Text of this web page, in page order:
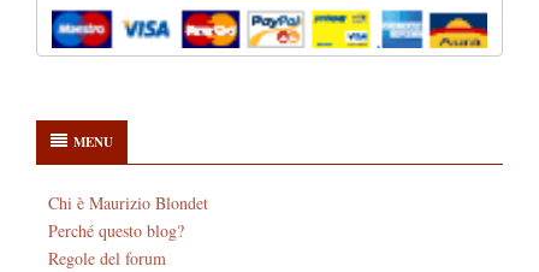
MENU
Chi è Maurizio Blondet
Perché questo blog?
Regole del forum